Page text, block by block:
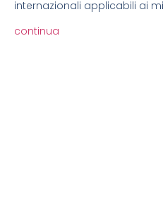
internazionali applicabili ai
continua